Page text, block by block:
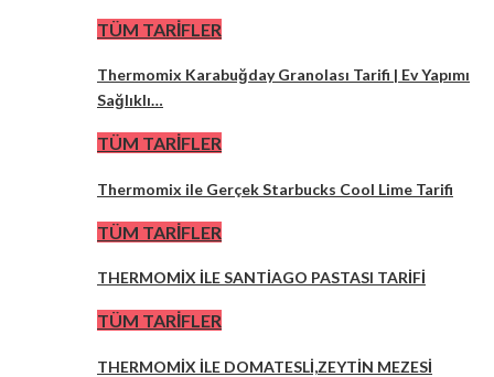
TÜM TARİFLER
Thermomix Karabuğday Granolası Tarifi | Ev Yapımı
Sağlıklı…
TÜM TARİFLER
Thermomix ile Gerçek Starbucks Cool Lime Tarifi
TÜM TARİFLER
THERMOMİX İLE SANTİAGO PASTASI TARİFİ
TÜM TARİFLER
THERMOMİX İLE DOMATESLİ,ZEYTİN MEZESİ